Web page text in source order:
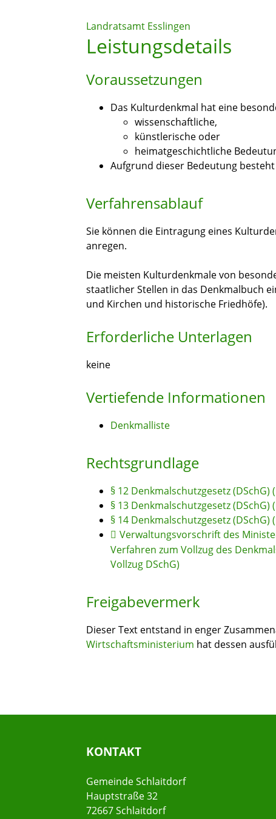
Landratsamt Esslingen
Leistungsdetails
Voraussetzungen
Das Kulturdenkmal hat eine
wissenschaftliche,
künstlerische oder
heimatgeschichtliche
Aufgrund dieser Bedeutung
Verfahrensablauf
Sie können die Eintragung eines
anregen.
Die meisten Kulturdenkmale von
staatlicher Stellen in das Denkmalbuch
und Kirchen und historische Friedhöfe).
Erforderliche Unterlagen
keine
Vertiefende Informationen
Denkmalliste
Rechtsgrundlage
§ 12 Denkmalschutzgesetz
§ 13 Denkmalschutzgesetz
§ 14 Denkmalschutzgesetz (DSchG)
Verwaltungsvorschrift des
Verfahren zum Vollzug des
Vollzug DSchG)
Freigabevermerk
Dieser Text entstand in enger
Wirtschaftsministerium hat dessen
KONTAKT
Gemeinde Schlaitdorf
Hauptstraße 32
72667 Schlaitdorf